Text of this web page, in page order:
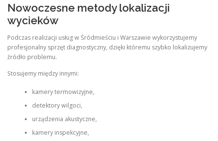
Nowoczesne metody lokalizacji
wycieków
Podczas realizacji usług w Śródmieściu i Warszawie wykorzystujemy
profesjonalny sprzęt diagnostyczny, dzięki któremu szybko lokalizujemy
źródło problemu.
Stosujemy między innymi:
kamery termowizyjne,
detektory wilgoci,
urządzenia akustyczne,
kamery inspekcyjne,